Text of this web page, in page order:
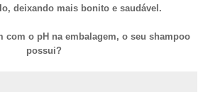
deixando mais bonito e saudável.
com o pH na embalagem, o seu shampoo
possui?